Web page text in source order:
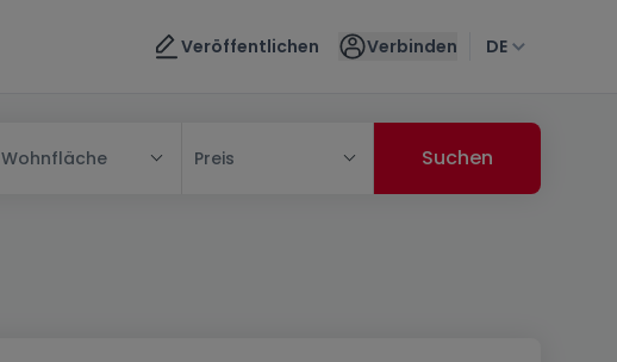
Veröffentlichen Verbinden DE
Wohnfläche Preis